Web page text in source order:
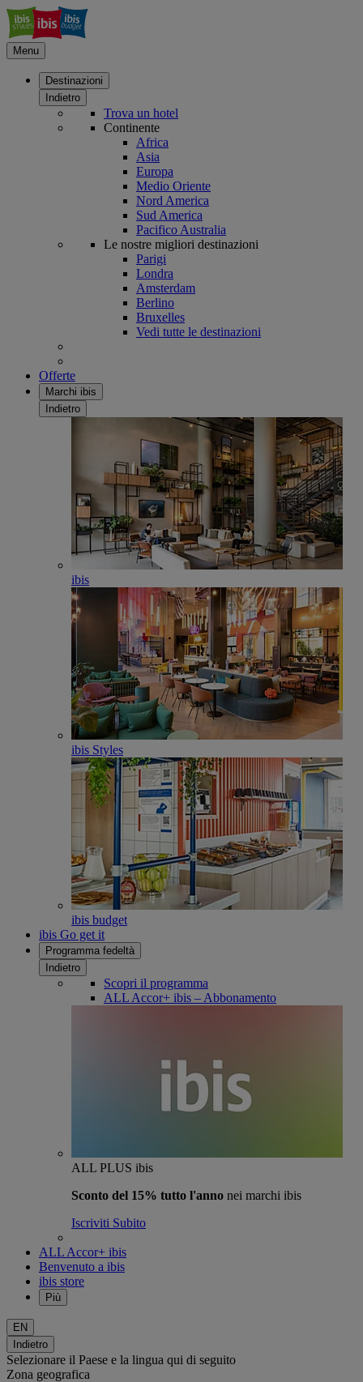
Menu
Destinazioni
Indietro
Trova un hotel
Continente
Africa
Asia
Europa
Medio Oriente
Nord America
Sud America
Pacifico Australia
Le nostre migliori destinazioni
Parigi
Londra
Amsterdam
Berlino
Bruxelles
Vedi tutte le destinazioni
Offerte
Marchi ibis
Indietro
ibis
ibis Styles
ibis budget
ibis Go get it
Programma fedeltà
Indietro
Scopri il programma
ALL Accor+ ibis – Abbonamento
ALL PLUS ibis
Sconto del 15% tutto l'anno nei marchi ibis
Iscriviti Subito
ALL Accor+ ibis
Benvenuto a ibis
ibis store
Più
EN
Indietro
Selezionare il Paese e la lingua qui di seguito
Zona geografica